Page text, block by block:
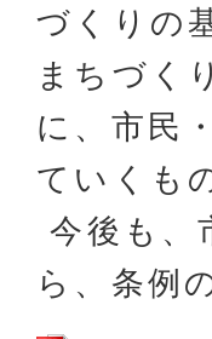
づくりの
まちづく
に、市民
ていくも
今後も、
ら、条例